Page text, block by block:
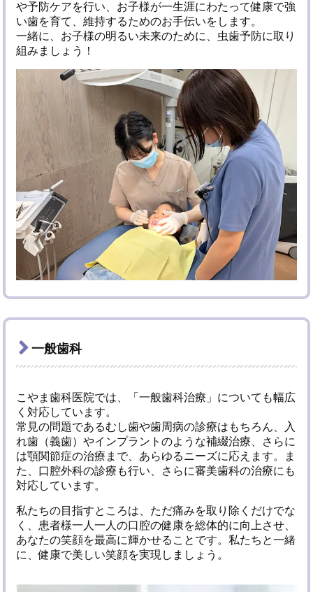
や予防ケアを行い、お子様が一生涯にわたって健康で強
い歯を育て、維持するためのお手伝いをします。
一緒に、お子様の明るい未来のために、虫歯予防に取り
組みましょう！
一般歯科
こやま歯科医院では、「一般歯科治療」についても幅広
く対応しています。
常見の問題であるむし歯や歯周病の診療はもちろん、入
れ歯（義歯）やインプラントのような補綴治療、さらに
は顎関節症の治療まで、あらゆるニーズに応えます。ま
た、口腔外科の診療も行い、さらに審美歯科の治療にも
対応しています。
私たちの目指すところは、ただ痛みを取り除くだけでな
く、患者様一人一人の口腔の健康を総体的に向上させ、
あなたの笑顔を最高に輝かせることです。私たちと一緒
に、健康で美しい笑顔を実現しましょう。